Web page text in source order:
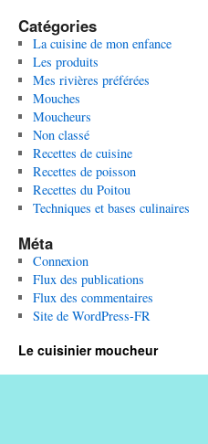
Catégories
La cuisine de mon enfance
Les produits
Mes rivières préférées
Mouches
Moucheurs
Non classé
Recettes de cuisine
Recettes de poisson
Recettes du Poitou
Techniques et bases culinaires
Méta
Connexion
Flux des publications
Flux des commentaires
Site de WordPress-FR
Le cuisinier moucheur